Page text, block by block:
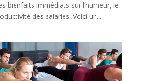
bienfaits immédiats sur l’humeur, le
des salariés. Voici un...